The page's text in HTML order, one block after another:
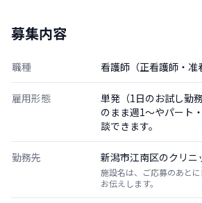
募集内容
職種 看護師（正看護師・准
雇用形態
単発（1日のお試し勤
のまま週1〜やパート
談できます。
勤務先 新潟市江南区のクリニ
施設名は、ご応募のあと
お伝えします。